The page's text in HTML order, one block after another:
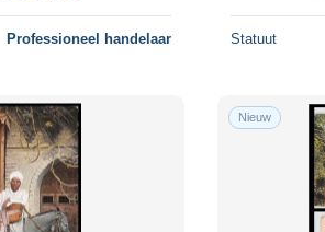
Professioneel handelaar Statuut
Nieuw